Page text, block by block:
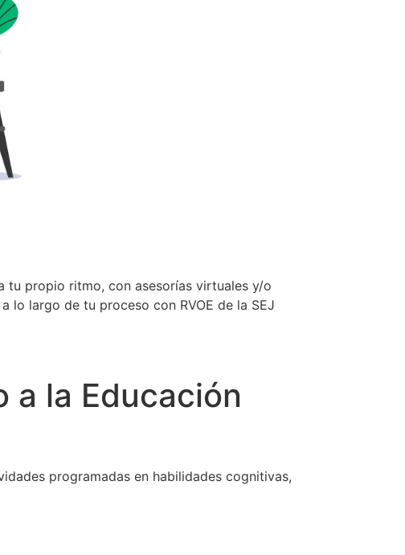
tu propio ritmo, con asesorías virtuales y/o
lo largo de tu proceso con RVOE de la SEJ
a la Educación
programadas en habilidades cognitivas,